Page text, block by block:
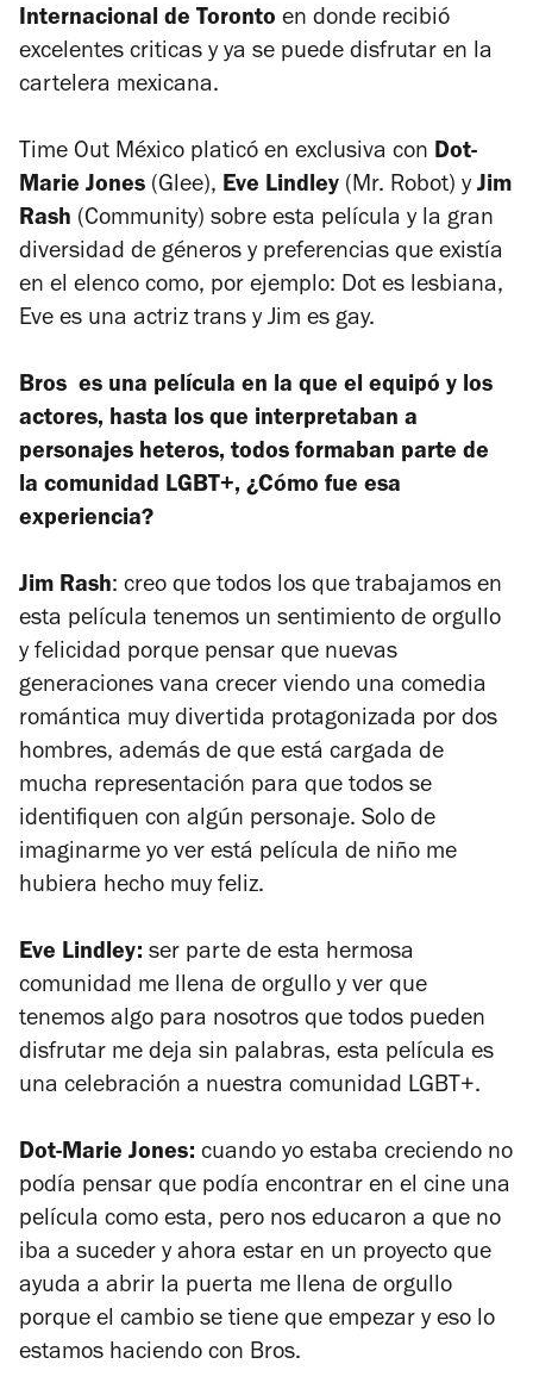
Internacional de Toronto en donde recibió
excelentes criticas y ya se puede disfrutar en la
cartelera mexicana.
Time Out México platicó en exclusiva con Dot-
Marie Jones (Glee), Eve Lindley (Mr. Robot) y Jim
Rash (Community) sobre esta película y la gran
diversidad de géneros y preferencias que existía
en el elenco como, por ejemplo: Dot es lesbiana,
Eve es una actriz trans y Jim es gay.
Bros es una película en la que el equipó y los
actores, hasta los que interpretaban a
personajes heteros, todos formaban parte de
la comunidad LGBT+, ¿Cómo fue esa
experiencia?
Jim Rash: creo que todos los que trabajamos en
esta película tenemos un sentimiento de orgullo
y felicidad porque pensar que nuevas
generaciones vana crecer viendo una comedia
romántica muy divertida protagonizada por dos
hombres, además de que está cargada de
mucha representación para que todos se
identifiquen con algún personaje. Solo de
imaginarme yo ver está película de niño me
hubiera hecho muy feliz.
Eve Lindley: ser parte de esta hermosa
comunidad me llena de orgullo y ver que
tenemos algo para nosotros que todos pueden
disfrutar me deja sin palabras, esta película es
una celebración a nuestra comunidad LGBT+.
Dot-Marie Jones: cuando yo estaba creciendo no
podía pensar que podía encontrar en el cine una
película como esta, pero nos educaron a que no
iba a suceder y ahora estar en un proyecto que
ayuda a abrir la puerta me llena de orgullo
porque el cambio se tiene que empezar y eso lo
estamos haciendo con Bros.